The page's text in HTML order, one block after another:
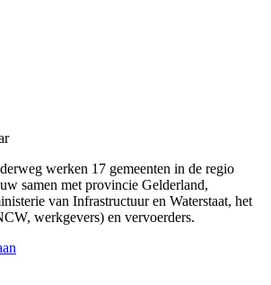
werken 17 gemeenten in de regio
samen met provincie Gelderland,
van Infrastructuur en Waterstaat, het
werkgevers) en vervoerders.